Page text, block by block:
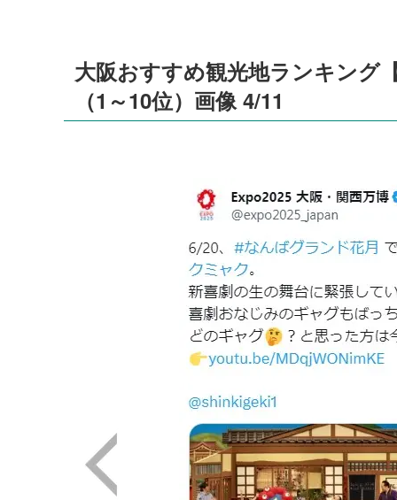
大阪おすすめ観光地ランキング
（1～10位）画像 4/11